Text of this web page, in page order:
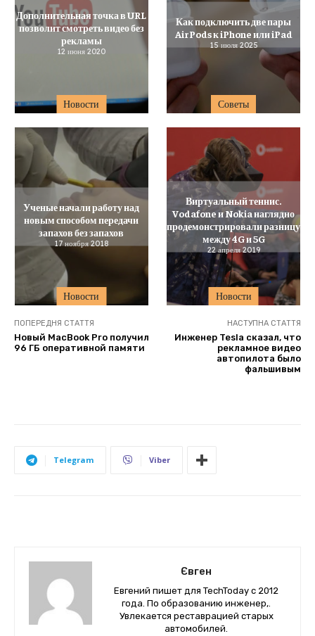
Новости
Дополнительная точка в URL
позволит смотреть видео без
рекламы
12 июня 2020
Советы
Как подключить две пары
AirPods к iPhone или iPad
15 июля 2025
Новости
Ученые начали работу над
новым способом передачи
запахов без запахов
17 ноября 2018
Новости
Виртуальный теннис.
Vodafone и Nokia наглядно
продемонстрировали разницу
между 4G и 5G
22 апреля 2019
ПОПЕРЕДНЯ СТАТТЯ
Новый MacBook Pro получил
96 ГБ оперативной памяти
НАСТУПНА СТАТТЯ
Инженер Tesla сказал, что
рекламное видео
автопилота было
фальшивым
Telegram Viber
Євген
Евгений пишет для TechToday с 2012
года. По образованию инженер,.
Увлекается реставрацией старых
автомобилей.